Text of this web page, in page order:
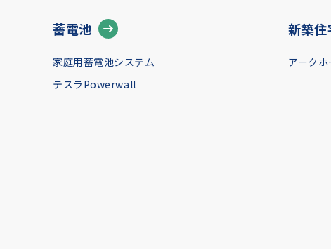
蓄電池
家庭用蓄電池システム
テスラPowerwall
新築住
アークホ